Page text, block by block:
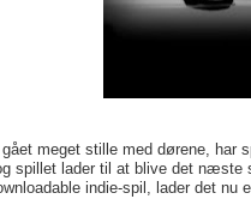
meget stille med dørene, har
spillet lader til at blive det næste
indie-spil, lader det nu